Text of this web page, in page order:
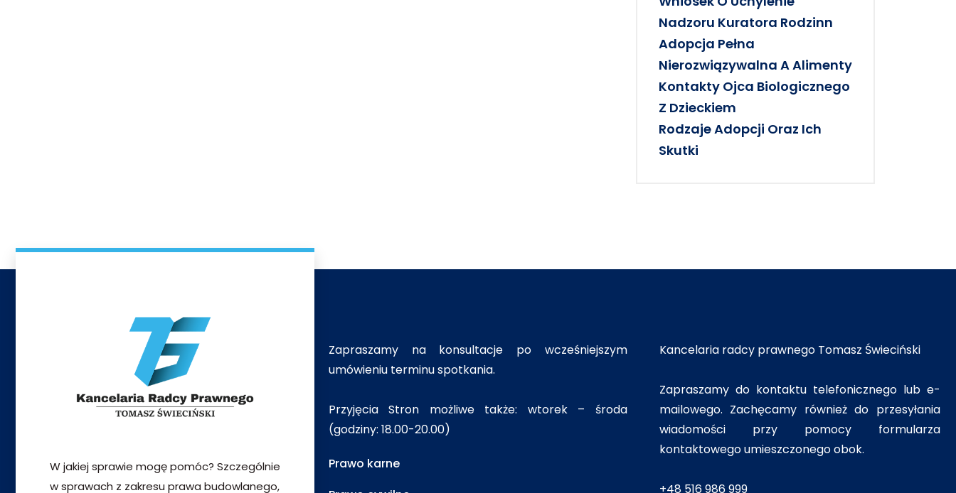
Nadzoru Kuratora Rodzinn
Adopcja Pełna
Nierozwiązywalna A Alimenty
Kontakty Ojca Biologicznego
Z Dzieckiem
Rodzaje Adopcji Oraz Ich
Skutki
W jakiej sprawie mogę pomóc? Szczególnie
w sprawach z zakresu prawa budowlanego,
Zapraszamy na konsultacje po wcześniejszym
umówieniu terminu spotkania.
Przyjęcia Stron możliwe także: wtorek – środa
(godziny: 18.00-20.00)
Prawo karne
Kancelaria radcy prawnego Tomasz Świeciński
Zapraszamy do kontaktu telefonicznego lub e-
mailowego. Zachęcamy również do przesyłania
wiadomości przy pomocy formularza
kontaktowego umieszczonego obok.
+48 516 986 999